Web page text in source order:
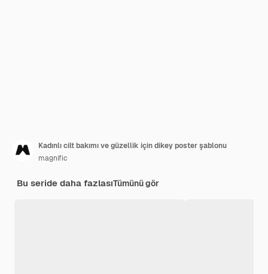
Kadınlı cilt bakımı ve güzellik için dikey poster şablonu
magnific
Bu seride daha fazlasıTümünü gör